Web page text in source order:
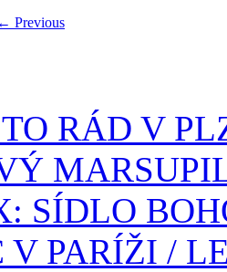
← Previous
RÁD V
SÍDLO
V PARÍŽI /